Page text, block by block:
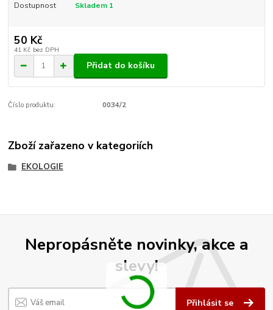
Dostupnost Skladem 1
50 Kč
41 Kč bez DPH
Přidat do košíku
Číslo produktu: 0034/2
Zboží zařazeno v kategoriích
EKOLOGIE
Nepropásněte novinky, akce a
slevy!
Přihlásit se